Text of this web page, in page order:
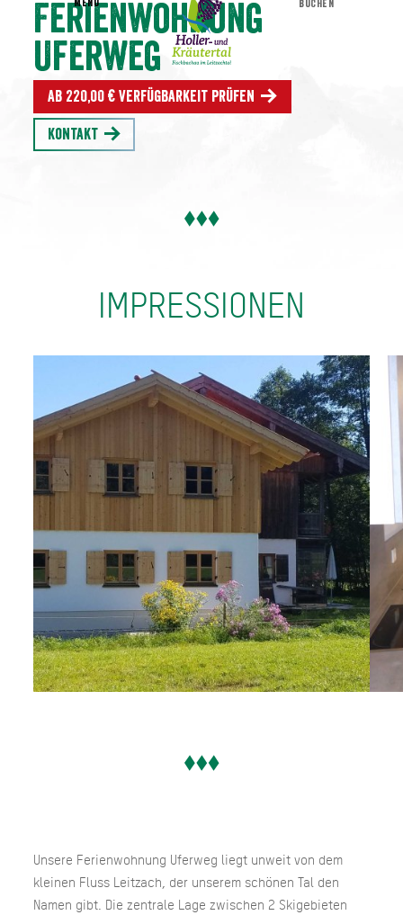
Ferienwohnung
Uferweg
Ab 220,00 € Verfügbarkeit prüfen
Kontakt
IMPRESSIONEN
Unsere Ferienwohnung Uferweg liegt unweit von dem
kleinen Fluss Leitzach, der unserem schönen Tal den
Namen gibt. Die zentrale Lage zwischen 2 Skigebieten
MENU BUCHEN